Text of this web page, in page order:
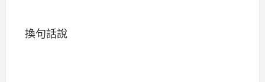
換句話說